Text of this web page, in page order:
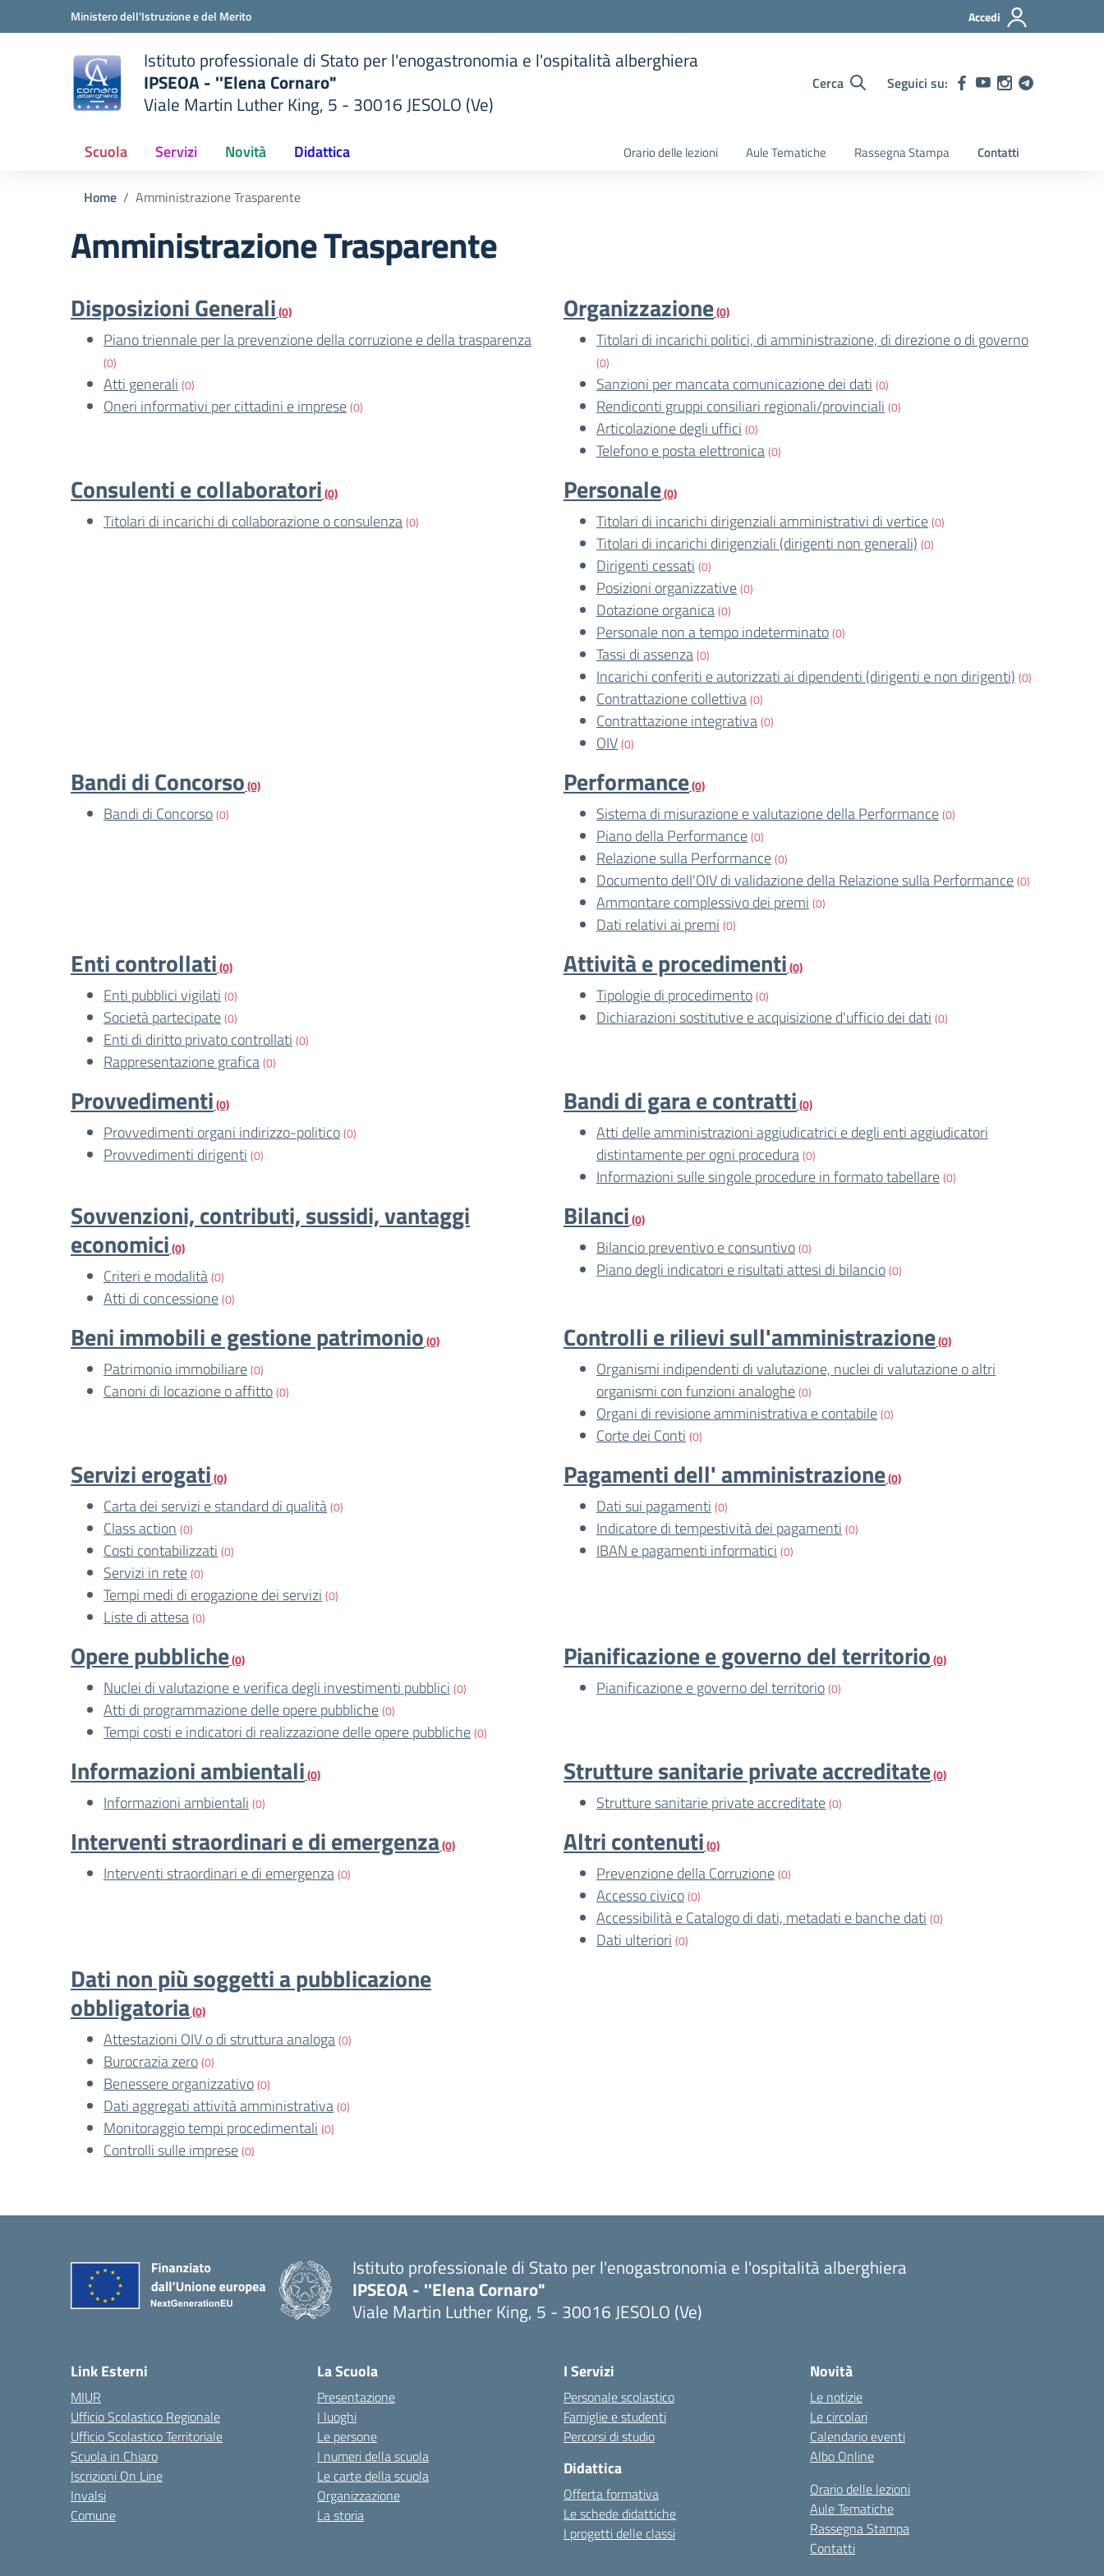
Vai ai contenuti
Vai al menu di navigazioneMinistero dell'Istruzione e del Merito Accedi
Istituto professionale di Stato per l'enogastronomia e l'ospitalità alberghiera
IPSEOA - ''Elena Cornaro"
Viale Martin Luther King, 5 - 30016 JESOLO (Ve)
Cerca Seguici su:
Scuola Servizi Novità Didattica Orario delle lezioni Aule Tematiche Rassegna Stampa Contatti
Home Amministrazione Trasparente
Amministrazione Trasparente
Disposizioni Generali(0)
Piano triennale per la prevenzione della corruzione e della trasparenza
(0)
Atti generali (0)
Oneri informativi per cittadini e imprese(0)
Organizzazione(0)
Titolari di incarichi politici, di amministrazione, di direzione o di governo
(0)
Sanzioni per mancata comunicazione dei dati (0)
Rendiconti gruppi consiliari regionali/provinciali (0)
Articolazione degli uffici (0)
Telefono e posta elettronica(0)
Consulenti e collaboratori(0)
Titolari di incarichi di collaborazione o consulenza(0)
Personale(0)
Titolari di incarichi dirigenziali amministrativi di vertice(0)
Titolari di incarichi dirigenziali (dirigenti non generali) (0)
Dirigenti cessati (0)
Posizioni organizzative(0)
Dotazione organica(0)
Personale non a tempo indeterminato(0)
Tassi di assenza(0)
Incarichi conferiti e autorizzati ai dipendenti (dirigenti e non dirigenti) (0)
Contrattazione collettiva(0)
Contrattazione integrativa(0)
OIV(0)
Bandi di Concorso(0)
Bandi di Concorso(0)
Performance(0)
Sistema di misurazione e valutazione della Performance(0)
Piano della Performance(0)
Relazione sulla Performance(0)
Documento dell'OIV di validazione della Relazione sulla Performance(0)
Ammontare complessivo dei premi (0)
Dati relativi ai premi (0)
Enti controllati(0)
Enti pubblici vigilati (0)
Società partecipate(0)
Enti di diritto privato controllati (0)
Rappresentazione grafica(0)
Attività e procedimenti(0)
Tipologie di procedimento(0)
Dichiarazioni sostitutive e acquisizione d'ufficio dei dati (0)
Provvedimenti(0)
Provvedimenti organi indirizzo-politico(0)
Provvedimenti dirigenti (0)
Bandi di gara e contratti(0)
Atti delle amministrazioni aggiudicatrici e degli enti aggiudicatori
distintamente per ogni procedura(0)
Informazioni sulle singole procedure in formato tabellare(0)
Sovvenzioni, contributi, sussidi, vantaggi
economici(0)
Criteri e modalità(0)
Atti di concessione(0)
Bilanci(0)
Bilancio preventivo e consuntivo(0)
Piano degli indicatori e risultati attesi di bilancio(0)
Beni immobili e gestione patrimonio(0)
Patrimonio immobiliare(0)
Canoni di locazione o affitto(0)
Controlli e rilievi sull'amministrazione(0)
Organismi indipendenti di valutazione, nuclei di valutazione o altri
organismi con funzioni analoghe(0)
Organi di revisione amministrativa e contabile(0)
Corte dei Conti (0)
Servizi erogati(0)
Carta dei servizi e standard di qualità(0)
Class action (0)
Costi contabilizzati (0)
Servizi in rete(0)
Tempi medi di erogazione dei servizi (0)
Liste di attesa(0)
Pagamenti dell' amministrazione(0)
Dati sui pagamenti (0)
Indicatore di tempestività dei pagamenti (0)
IBAN e pagamenti informatici (0)
Opere pubbliche(0)
Nuclei di valutazione e verifica degli investimenti pubblici (0)
Atti di programmazione delle opere pubbliche(0)
Tempi costi e indicatori di realizzazione delle opere pubbliche(0)
Pianificazione e governo del territorio(0)
Pianificazione e governo del territorio(0)
Informazioni ambientali(0)
Informazioni ambientali (0)
Strutture sanitarie private accreditate(0)
Strutture sanitarie private accreditate(0)
Interventi straordinari e di emergenza(0)
Interventi straordinari e di emergenza(0)
Altri contenuti(0)
Prevenzione della Corruzione(0)
Accesso civico(0)
Accessibilità e Catalogo di dati, metadati e banche dati (0)
Dati ulteriori (0)
Dati non più soggetti a pubblicazione
obbligatoria(0)
Attestazioni OIV o di struttura analoga(0)
Burocrazia zero(0)
Benessere organizzativo(0)
Dati aggregati attività amministrativa(0)
Monitoraggio tempi procedimentali (0)
Controlli sulle imprese(0)
Istituto professionale di Stato per l'enogastronomia e l'ospitalità alberghiera
IPSEOA - ''Elena Cornaro"
Viale Martin Luther King, 5 - 30016 JESOLO (Ve)
Link Esterni
MIUR
Ufficio Scolastico Regionale
Ufficio Scolastico Territoriale
Scuola in Chiaro
Iscrizioni On Line
Invalsi
Comune
La Scuola
Presentazione
I luoghi
Le persone
I numeri della scuola
Le carte della scuola
Organizzazione
La storia
I Servizi
Personale scolastico
Famiglie e studenti
Percorsi di studio
Didattica
Offerta formativa
Le schede didattiche
I progetti delle classi
Novità
Le notizie
Le circolari
Calendario eventi
Albo Online
Orario delle lezioni
Aule Tematiche
Rassegna Stampa
Contatti